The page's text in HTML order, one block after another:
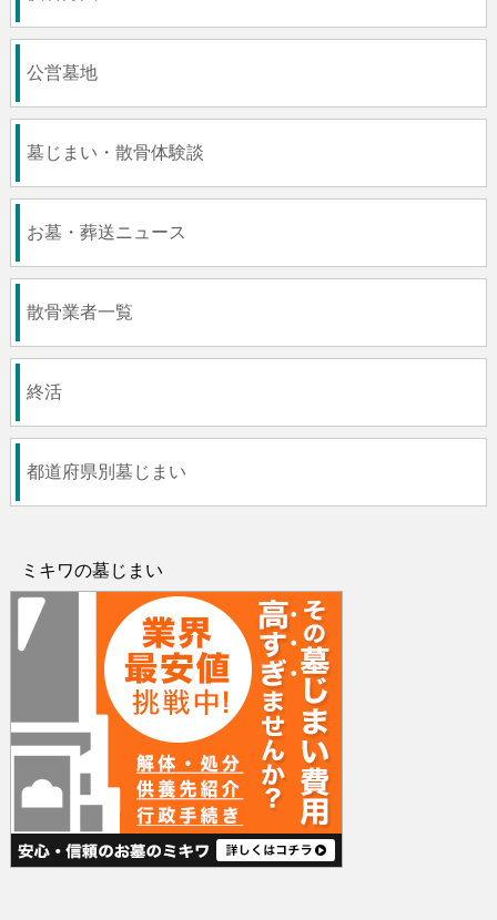
公営墓地
墓じまい・散骨体験談
お墓・葬送ニュース
散骨業者一覧
終活
都道府県別墓じまい
ミキワの墓じまい